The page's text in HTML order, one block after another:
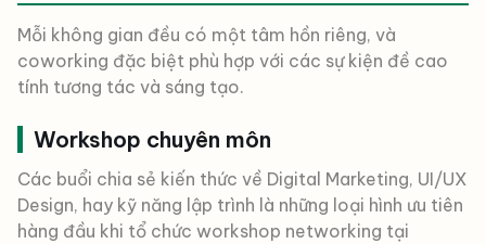
Mỗi không gian đều có một tâm hồn riêng, và
coworking đặc biệt phù hợp với các sự kiện đề cao
tính tương tác và sáng tạo.
Workshop chuyên môn
Các buổi chia sẻ kiến thức về Digital Marketing, UI/UX
Design, hay kỹ năng lập trình là những loại hình ưu tiên
hàng đầu khi tổ chức workshop networking tại